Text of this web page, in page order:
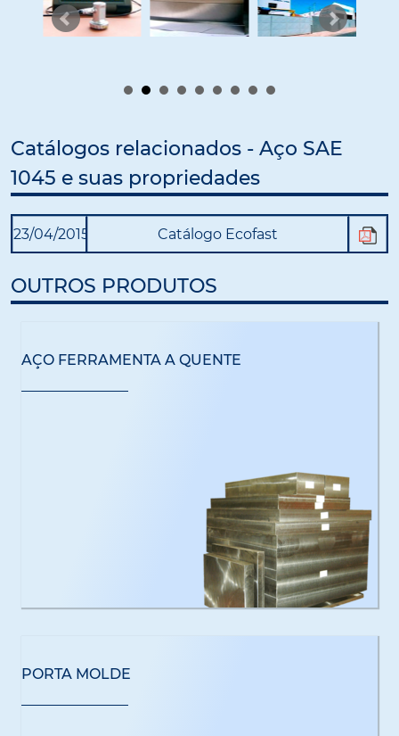
Catálogos relacionados - Aço SAE
1045 e suas propriedades
23/04/2015 Catálogo Ecofast
OUTROS PRODUTOS
AÇO FERRAMENTA A QUENTE
PORTA MOLDE